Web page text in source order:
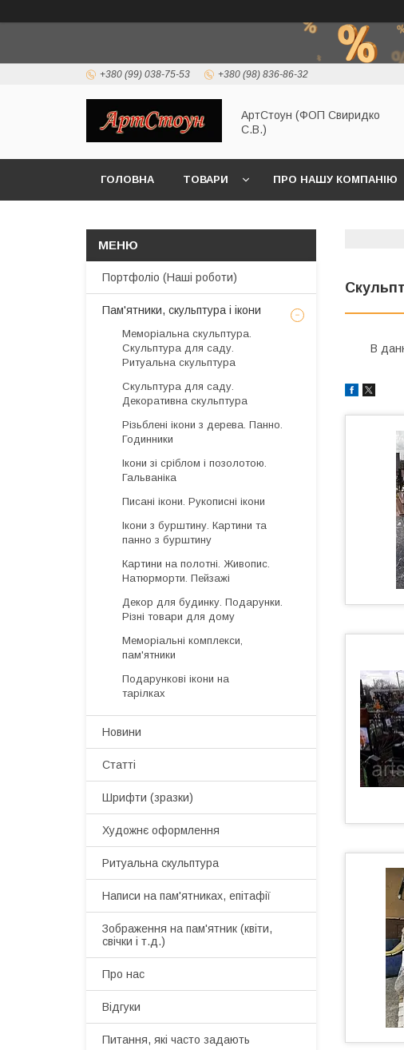
+380 (99) 038-75-53 +380 (98) 836-86-32
АртСтоун (ФОП Свиридко
С.В.)
ГОЛОВНА ТОВАРИ ПРО НАШУ КОМПАНІЮ
В
Портфоліо (Наші роботи)
Пам'ятники, скульптура і ікони
Меморіальна скульптура.
Скульптура для саду.
Ритуальна скульптура
Скульптура для саду.
Декоративна скульптура
Різьблені ікони з дерева. Панно.
Годинники
Ікони зі сріблом і позолотою.
Гальваніка
Писані ікони. Рукописні ікони
Ікони з бурштину. Картини та
панно з бурштину
Картини на полотні. Живопис.
Натюрморти. Пейзажі
Декор для будинку. Подарунки.
Різні товари для дому
Меморіальні комплекси,
пам'ятники
Подарункові ікони на
тарілках
Новини
Статті
Шрифти (зразки)
Художнє оформлення
Ритуальна скульптура
Написи на пам'ятниках, епітафії
Зображення на пам'ятник (квіти,
свічки і т.д.)
Про нас
Відгуки
Питання, які часто задають